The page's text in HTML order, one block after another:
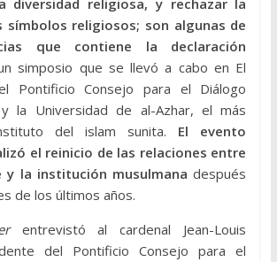
diversidad religiosa, y rechazar la
símbolos religiosos; son algunas de
que contiene la declaración
simposio que se llevó a cabo en El
Pontificio Consejo para el Diálogo
la Universidad de al-Azhar, el más
del islam sunita. El evento
el reinicio de las relaciones entre
y la institución musulmana después
de los últimos años.
entrevistó al cardenal Jean-Louis
del Pontificio Consejo para el